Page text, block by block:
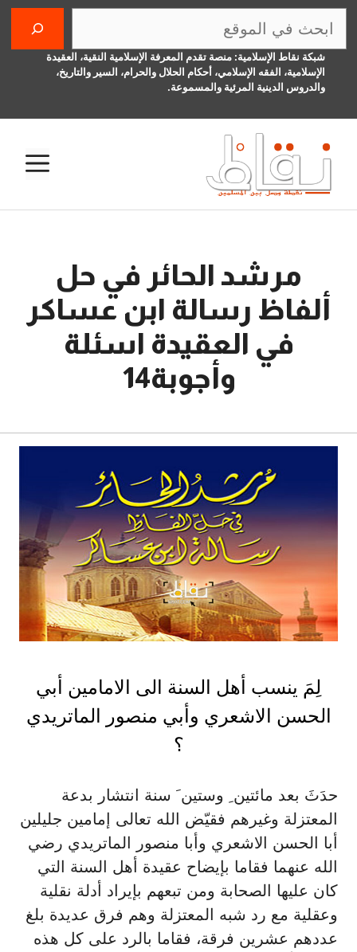
انتقل
المحتوىشبكة نقاط الإسلامية: منصة تقدم المعرفة الإسلامية النقية، العقيدة
الإسلامية، الفقه الإسلامي، أحكام الحلال والحرام، السير والتاريخ،
والدروس الدينية المرئية والمسموعة.
مرشد الحائر في حل
ألفاظ رسالة ابن عساكر
في العقيدة اسئلة
وأجوبة14
لِمَ ينسب أهل السنة الى الامامين أبي
الحسن الاشعري وأبي منصور الماتريدي
؟
حدَثَ بعد مائتين ِ وستين َ سنة انتشار بدعة
المعتزلة وغيرهم فقيّض الله تعالى إمامين جليلين
أبا الحسن الاشعري وأبا منصور الماتريدي رضي
الله عنهما فقاما بإيضاح عقيدة أهل السنة التي
كان عليها الصحابة ومن تبعهم بإيراد أدلة نقلية
وعقلية مع رد شبه المعتزلة وهم فرق عديدة بلغ
عددهم عشرين فرقة، فقاما بالرد على كل هذه